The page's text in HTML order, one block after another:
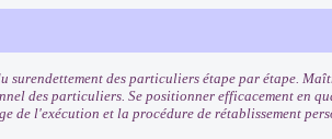
surendettement des particuliers étape par étape.
des particuliers. Se positionner efficacement en
de l'exécution et la procédure de rétablissement